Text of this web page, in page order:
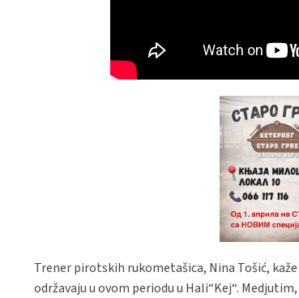
Trener pirotskih rukometašica, Nina Tošić,
održavaju u ovom periodu u Hali“Kej“.